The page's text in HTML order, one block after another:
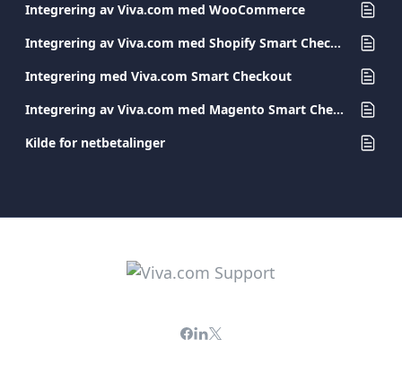
Integrering av Viva.com med WooCommerce
Integrering av Viva.com med Shopify Smart Checkout-programtillegget
Integrering med Viva.com Smart Checkout
Integrering av Viva.com med Magento Smart Checkout-programtillegg
Kilde for netbetalinger